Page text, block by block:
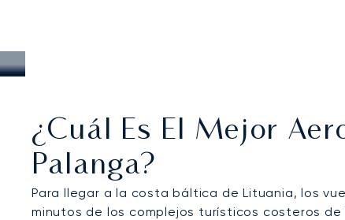
¿Cuál Es El Mejor
Palanga?
Para llegar a la costa báltica de Lituania, los
minutos de los complejos turísticos costeros